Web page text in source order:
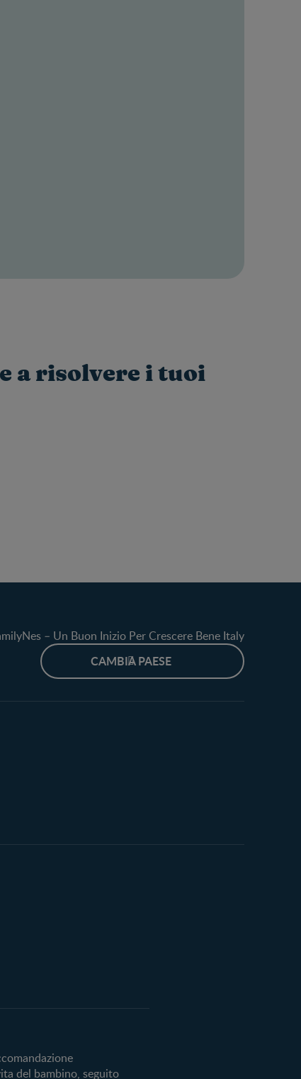
a risolvere i tuoi
– Un Buon Inizio Per Crescere Bene Italy
CAMBIA PAESE
del bambino, seguito